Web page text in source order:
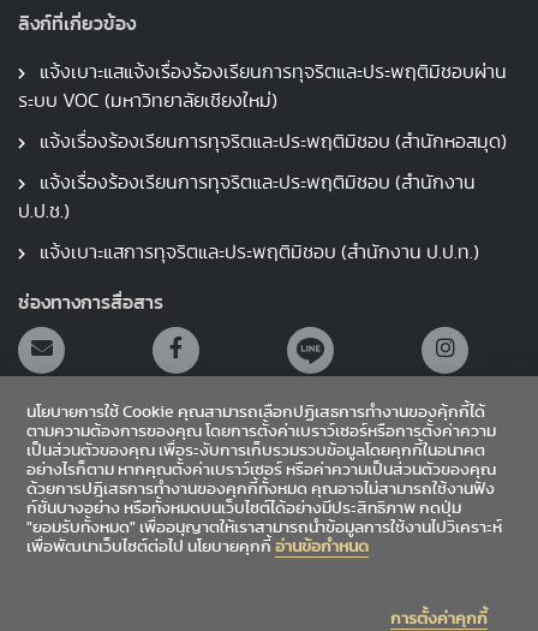
ลิงก์ที่เกี่ยวข้อง
แจ้งเบาะแสแจ้งเรื่องร้องเรียนการทุจริตและประพฤติมิชอบผ่าน
ระบบ VOC (มหาวิทยาลัยเชียงใหม่)
แจ้งเรื่องร้องเรียนการทุจริตและประพฤติมิชอบ (สำนักหอสมุด)
แจ้งเรื่องร้องเรียนการทุจริตและประพฤติมิชอบ (สำนักงาน
ป.ป.ช.)
แจ้งเบาะแสการทุจริตและประพฤติมิชอบ (สำนักงาน ป.ป.ท.)
ช่องทางการสื่อสาร
สายตรงผู้อำนวยการ
เข้าสู่ระบบ
นโยบายการใช้ Cookie คุณสามารถเลือกปฏิเสธการทำงานของคุ้กกี้ได้
ตามความต้องการของคุณ โดยการตั้งค่าเบราว์เซอร์หรือการตั้งค่าความ
เป็นส่วนตัวของคุณ เพื่อระงับการเก็บรวมรวบข้อมูลโดยคุกกี้ในอนาคต
อย่างไรก็ตาม หากคุณตั้งค่าเบราว์เซอร์ หรือค่าความเป็นส่วนตัวของคุณ
ด้วยการปฎิเสธการทำงานของคุกกี้ทั้งหมด คุณอาจไม่สามารถใช้งานฟัง
ก์ชั่นบางอย่าง หรือทั้งหมดบนเว็บไซต์ได้อย่างมีประสิทธิภาพ กดปุ่ม
"ยอมรับทั้งหมด" เพื่ออนุญาตให้เราสามารถนำข้อมูลการใช้งานไปวิเคราะห์
เพื่อพัฒนาเว็บไซต์ต่อไป นโยบายคุกกี้อ่านข้อกำหนด
การตั้งค่าคุกกี้